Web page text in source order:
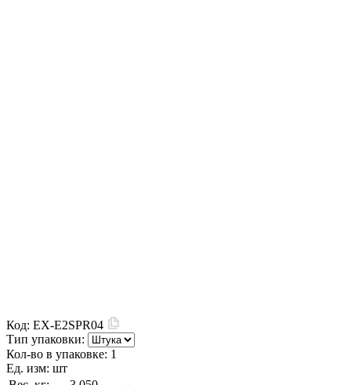
Код: EX-E2SPR04
Тип упаковки:
Кол-во в упаковке: 1
Ед. изм: шт